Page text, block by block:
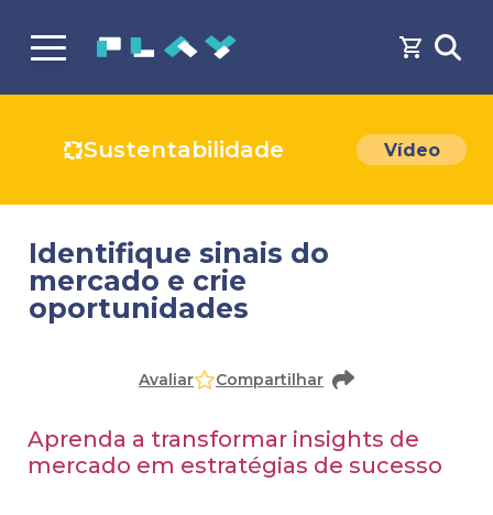
Sustentabilidade Vídeo
Identifique sinais do
mercado e crie
oportunidades
Avaliar Compartilhar
Aprenda a transformar insights de
mercado em estratégias de sucesso